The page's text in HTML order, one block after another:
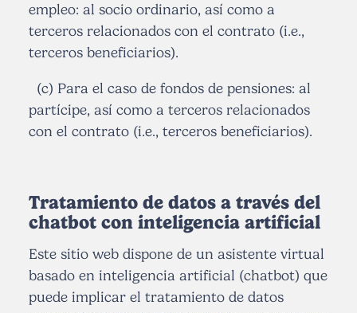
empleo: al socio ordinario, así como a
terceros relacionados con el contrato (i.e.,
terceros beneficiarios).
(c) Para el caso de fondos de pensiones: al
partícipe, así como a terceros relacionados
con el contrato (i.e., terceros beneficiarios).
Tratamiento de datos a través del
chatbot con inteligencia artificial
Este sitio web dispone de un asistente virtual
basado en inteligencia artificial (chatbot) que
puede implicar el tratamiento de datos